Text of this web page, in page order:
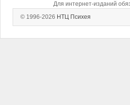
Для интернет-изданий
© 1996-2026 НТЦ Психея